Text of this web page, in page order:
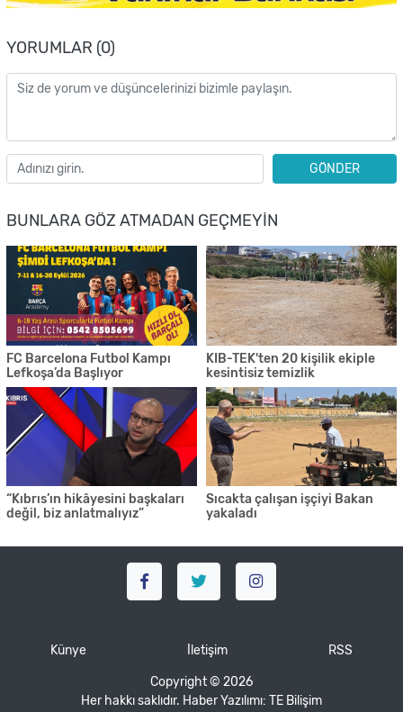
YORUMLAR (0)
GÖNDER
BUNLARA GÖZ ATMADAN GEÇMEYIN
FC Barcelona Futbol Kampı
Lefkoşa’da Başlıyor
KIB-TEK'ten 20 kişilik ekiple
kesintisiz temizlik
“Kıbrıs’ın hikâyesini başkaları
değil, biz anlatmalıyız”
Sıcakta çalışan işçiyi Bakan
yakaladı
Künye İletişim RSS
Copyright © 2026
Her hakkı saklıdır. Haber Yazılımı: TE Bilişim